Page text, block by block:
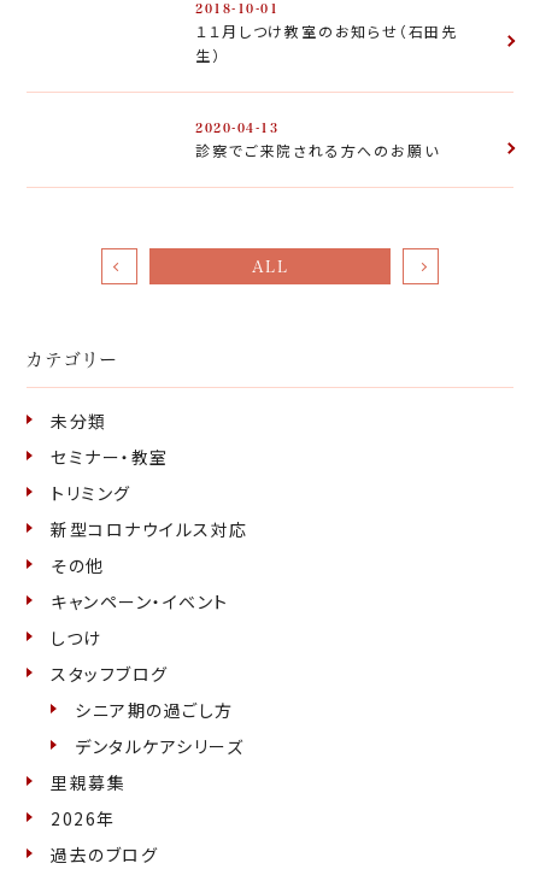
カテゴリー
未分類
セミナー・教室
トリミング
新型コロナウイルス対応
その他
キャンペーン・イベント
しつけ
スタッフブログ
シニア期の過ごし方
デンタルケアシリーズ
里親募集
2026年
過去のブログ
2018-10-01
１１月しつけ教室のお知らせ（石田先
生）
2020-04-13
診察でご来院される方へのお願い
ALL